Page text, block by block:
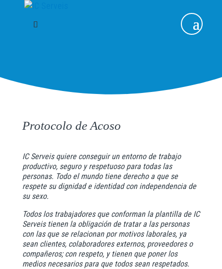
Protocolo de Acoso
IC Serveis quiere conseguir un entorno de trabajo
productivo, seguro y respetuoso para todas las
personas. Todo el mundo tiene derecho a que se
respete su dignidad e identidad con independencia de
su sexo.
Todos los trabajadores que conforman la plantilla de IC
Serveis tienen la obligación de tratar a las personas
con las que se relacionan por motivos laborales, ya
sean clientes, colaboradores externos, proveedores o
compañeros; con respeto, y tienen que poner los
medios necesarios para que todos sean respetados.